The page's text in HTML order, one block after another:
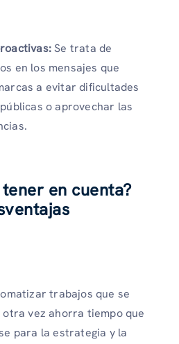
Se trata de
en los mensajes que
a evitar dificultades
o aprovechar las
en cuenta?
trabajos que se
vez ahorra tiempo que
para la estrategia y la